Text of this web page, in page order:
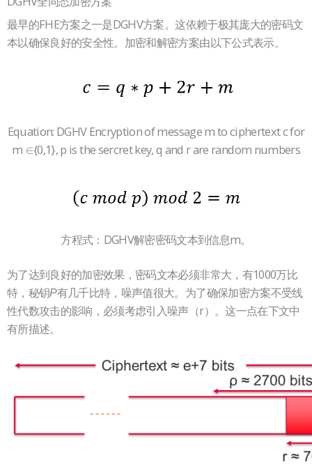
最早的FHE方案之一是DGHV方案。这依赖于极其庞大的密码文
本以确保良好的安全性。加密和解密方案由以下公式表示。
Equation: DGHV Encryption of message m to ciphertext c for
m ∈{0,1}, p is the sercret key, q and r are random numbers
方程式：DGHV解密密码文本到信息m。
为了达到良好的加密效果，密码文本必须非常大，有1000万比
特，秘钥P有几千比特，噪声值很大。为了确保加密方案不受线
性代数攻击的影响，必须考虑引入噪声（r）。这一点在下文中
有所描述。